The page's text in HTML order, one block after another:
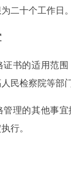
二十个工作日。
书的适用范围
民检察院等部
理的其他事宜
行。